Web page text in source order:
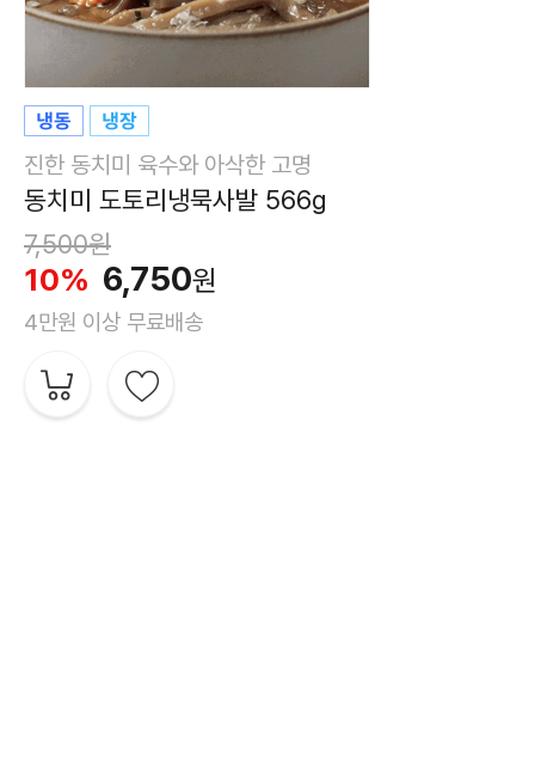
진한 동치미 육수와 아삭한 고명
동치미 도토리냉묵사발 566g
7,500원
10% 6,750원
4만원 이상 무료배송